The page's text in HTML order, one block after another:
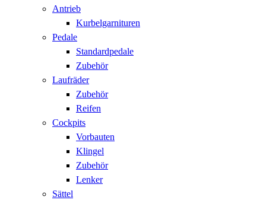
Antrieb
Kurbelgarnituren
Pedale
Standardpedale
Zubehör
Laufräder
Zubehör
Reifen
Cockpits
Vorbauten
Klingel
Zubehör
Lenker
Sättel